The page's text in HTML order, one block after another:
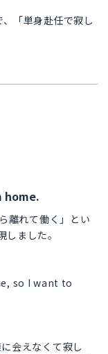
「単身赴任で寂し
home.
離れて働く」とい
ました。
so I want to
会えなくて寂し